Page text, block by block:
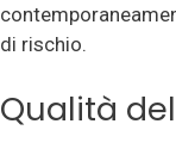
di rischio.
Qualità